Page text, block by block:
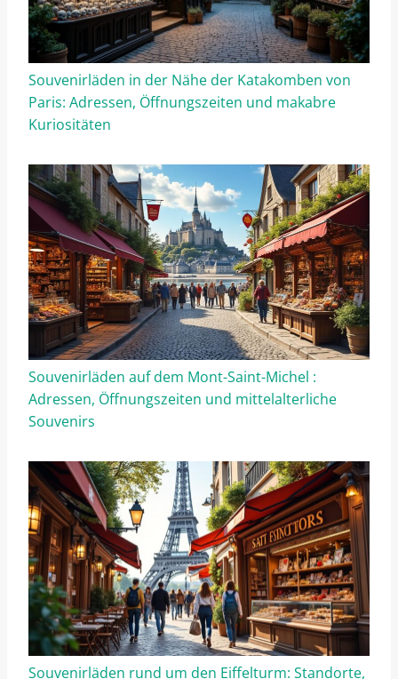
Souvenirläden in der Nähe der Katakomben von
Paris: Adressen, Öffnungszeiten und makabre
Kuriositäten
Souvenirläden auf dem Mont-Saint-Michel :
Adressen, Öffnungszeiten und mittelalterliche
Souvenirs
Souvenirläden rund um den Eiffelturm: Standorte,